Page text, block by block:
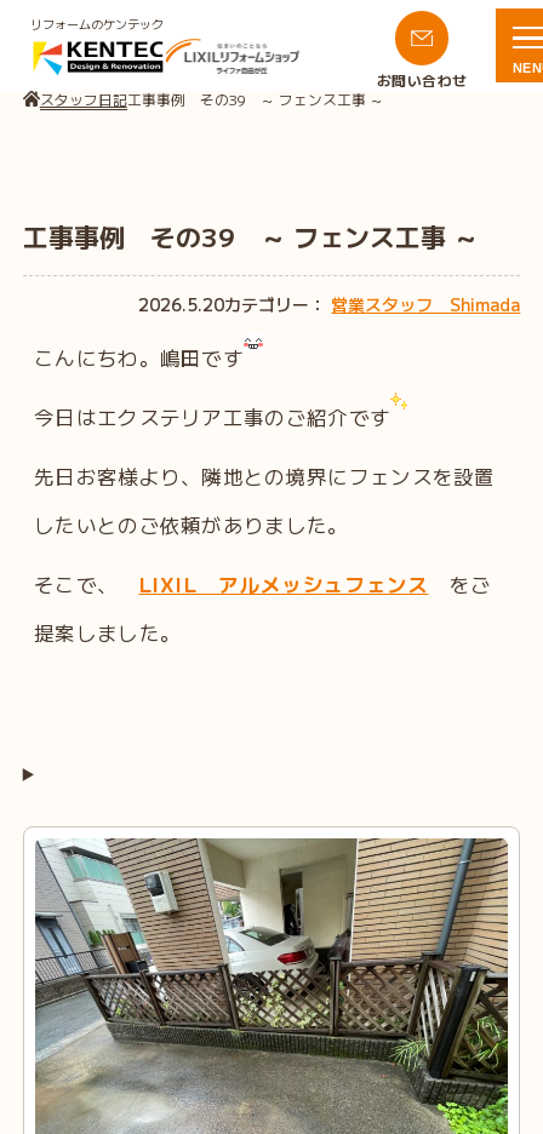
リフォームのケンテック
お問い合わせ
スタッフ日記工事事例 その39 ～ フェンス工事 ～
工事事例 その39 ～ フェンス工事 ～
2026.5.20カテゴリー： 営業スタッフ Shimada
こんにちわ。嶋田です
今日はエクステリア工事のご紹介です
先日お客様より、隣地との境界にフェンスを設置
したいとのご依頼がありました。
そこで、 LIXIL アルメッシュフェンス をご
提案しました。